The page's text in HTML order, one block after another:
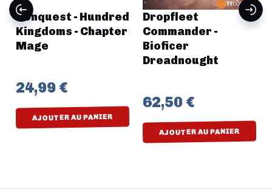
Conquest - Hundred
Kingdoms - Chapter
Mage
24,99 €
AJOUTER AU PANIER
Dropfleet
Commander -
Bioficer
Dreadnought
62,50 €
AJOUTER AU PANIER